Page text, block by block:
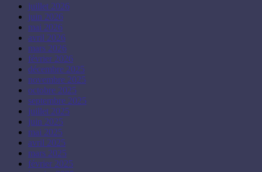
juillet 2026
juin 2026
mai 2026
avril 2026
mars 2026
février 2026
décembre 2025
novembre 2025
octobre 2025
septembre 2025
juillet 2025
juin 2025
mai 2025
avril 2025
mars 2025
février 2025